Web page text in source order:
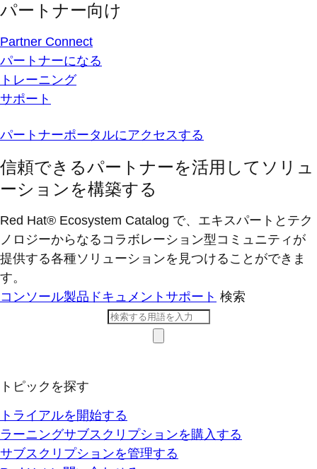
パートナー向け
Partner Connect
パートナーになる
トレーニング
サポート
パートナーポータルにアクセスする
信頼できるパートナーを活用してソリュ
ーションを構築する
Red Hat® Ecosystem Catalog で、エキスパートとテク
ノロジーからなるコラボレーション型コミ​ュニティが
提供する各種ソリューションを見つけることができま
す。
コンソール製品ドキュメント サポート 検索
トピックを探す
トライアルを開始する
ラーニングサブスクリプションを購入する
サブスクリプションを管理する